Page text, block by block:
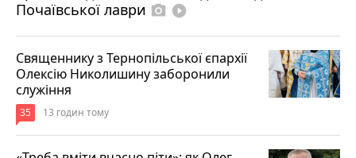
Почаївської лаври photo_camera play_circle_filled
Священнику з Тернопільської єпархії
Олексію Николишину заборонили
служіння
35 13 годин тому